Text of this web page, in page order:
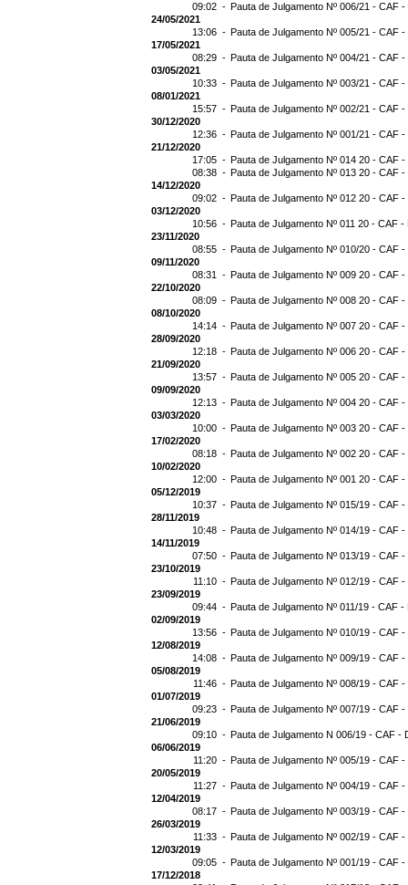
09:02 - Pauta de Julgamento Nº 006/21 - CAF
24/05/2021
13:06 - Pauta de Julgamento Nº 005/21 - CAF
17/05/2021
08:29 - Pauta de Julgamento Nº 004/21 - CAF
03/05/2021
10:33 - Pauta de Julgamento Nº 003/21 - CAF
08/01/2021
15:57 - Pauta de Julgamento Nº 002/21 - CAF
30/12/2020
12:36 - Pauta de Julgamento Nº 001/21 - CAF
21/12/2020
17:05 - Pauta de Julgamento Nº 014 20 - CAF
08:38 - Pauta de Julgamento Nº 013 20 - CAF
14/12/2020
09:02 - Pauta de Julgamento Nº 012 20 - CAF
03/12/2020
10:56 - Pauta de Julgamento Nº 011 20 - CAF -
23/11/2020
08:55 - Pauta de Julgamento Nº 010/20 - CAF -
09/11/2020
08:31 - Pauta de Julgamento Nº 009 20 - CAF -
22/10/2020
08:09 - Pauta de Julgamento Nº 008 20 - CAF
08/10/2020
14:14 - Pauta de Julgamento Nº 007 20 - CAF
28/09/2020
12:18 - Pauta de Julgamento Nº 006 20 - CAF
21/09/2020
13:57 - Pauta de Julgamento Nº 005 20 - CAF
09/09/2020
12:13 - Pauta de Julgamento Nº 004 20 - CAF
03/03/2020
10:00 - Pauta de Julgamento Nº 003 20 - CAF
17/02/2020
08:18 - Pauta de Julgamento Nº 002 20 - CAF
10/02/2020
12:00 - Pauta de Julgamento Nº 001 20 - CAF
05/12/2019
10:37 - Pauta de Julgamento Nº 015/19 - CAF -
28/11/2019
10:48 - Pauta de Julgamento Nº 014/19 - CAF
14/11/2019
07:50 - Pauta de Julgamento Nº 013/19 - CAF -
23/10/2019
11:10 - Pauta de Julgamento Nº 012/19 - CAF
23/09/2019
09:44 - Pauta de Julgamento Nº 011/19 - CAF -
02/09/2019
13:56 - Pauta de Julgamento Nº 010/19 - CAF
12/08/2019
14:08 - Pauta de Julgamento Nº 009/19 - CAF
05/08/2019
11:46 - Pauta de Julgamento Nº 008/19 - CAF
01/07/2019
09:23 - Pauta de Julgamento Nº 007/19 - CAF
21/06/2019
09:10 - Pauta de Julgamento N 006/19 - CAF -
06/06/2019
11:20 - Pauta de Julgamento Nº 005/19 - CAF -
20/05/2019
11:27 - Pauta de Julgamento Nº 004/19 - CAF
12/04/2019
08:17 - Pauta de Julgamento Nº 003/19 - CAF
26/03/2019
11:33 - Pauta de Julgamento Nº 002/19 - CAF
12/03/2019
09:05 - Pauta de Julgamento Nº 001/19 - CAF
17/12/2018